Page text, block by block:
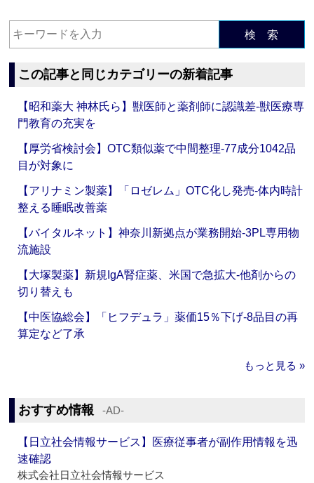
検 索
この記事と同じカテゴリーの新着記事
【昭和薬大 神林氏ら】獣医師と薬剤師に認識差‐獣医療専
門教育の充実を
【厚労省検討会】OTC類似薬で中間整理‐77成分1042品
目が対象に
【アリナミン製薬】「ロゼレム」OTC化し発売‐体内時計
整える睡眠改善薬
【バイタルネット】神奈川新拠点が業務開始‐3PL専用物
流施設
【大塚製薬】新規IgA腎症薬、米国で急拡大‐他剤からの
切り替えも
【中医協総会】「ヒフデュラ」薬価15％下げ‐8品目の再
算定など了承
もっと見る »
おすすめ情報 ‐AD‐
【日立社会情報サービス】医療従事者が副作用情報を迅
速確認
株式会社日立社会情報サービス